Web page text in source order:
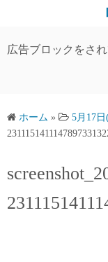
テ
ス
キ
プ
広告ブロックをさ
ホーム » 5月17